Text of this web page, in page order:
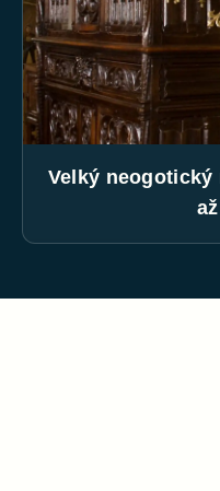
Velký neogotický